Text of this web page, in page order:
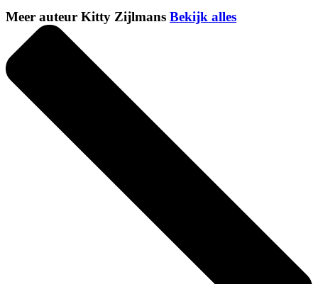
Meer auteur Kitty Zijlmans Bekijk alles